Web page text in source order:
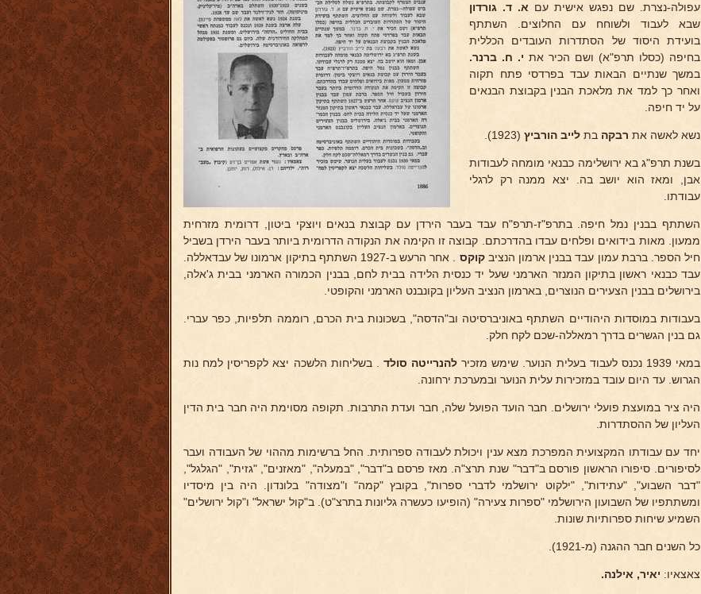
עפולה-נצרת. שם נפגש אישית עם א. ד. גורדון
שבא לעבוד ולשוחח עם החלוצים. השתתף
בועידת היסוד של הסתדרות העובדים הכללית
בחיפה (כסלו תרפ"א) ושם הכיר את י. ח. ברנר.
במשך שנתיים הבאות עבד בפרדסי פתח תקוה
ואחר כך למד את מלאכת הבנין בקבוצת הבנאים
על יד חיפה.
נשא לאשה את רבקה בת לייב הורביץ (1923).
בשנת תרפ"ג בא ירושלימה כבנאי מומחה לעבודות
אבן, ומאז הוא יושב בה. יצא ממנה רק לרגלי
עבודתו.
השתתף בבנין נמל חיפה. בתרפ"ז-תרפ"ח עבד בעבר הירדן עם קבוצת בנאים ויוצקי ביטון, דרומית מזרחית
ממעון. מאות בידואים ופלחים עבדו בהדרכתם. קבוצה זו הקימה את הנקודה הדרומית ביותר בעבר הירדן בשביל
חיל הספר. ברבת עמון עבד בבנין ארמון הנציב קוקס
. אחר הרעש ב-1927 השתתף בתיקון ארמונו של עבדאללה.
עבד כבנאי ראשון בתיקון המנזר הארמני שעל יד כנסית הלידה בבית לחם, בבנין הכמורה הארמני בבית ג'אלה,
בירושלים בבנין הצעירים הנוצרים, בארמון הנציב העליון בקונבנט הארמני והקופטי.
בעבודות במוסדות היהודיים השתתף באוניברסיטה וב"הדסה", בשכונות בית הכרם, רוממה תלפיות, כפר עברי.
גם בנין הגשרים בדרך רמאללה-שכם לקח חלק.
במאי 1939 נכנס לעבוד בעלית הנוער. שימש מזכיר להנרייטה סולד . בשליחות הלשכה יצא לקפריסין למח נות
הגרוש. עד היום עובד במזכירות עלית הנוער ובמערכת ירחונה.
היה ציר במועצת פועלי ירושלים. חבר הועד הפועל שלה, חבר ועדת התרבות. תקופה מסוימת היה חבר בית הדין
העליון של ההסתדרות.
יחד עם עבודתו המקצועית המפרכת מצא ענין ויכולת לעבודה ספרותית. החל ברשימות מההוי של העבודה ועבר
לסיפורים. סיפורו הראשון פורסם ב"דבר" שנת תרצ"ה. מאז פרסם ב"דבר", "במעלה", "מאזנים", "גזית", "הגלגל",
"דבר השבוע", "עתידות", "ילקוט ירושלמי לדברי ספרות", בקובץ "קמה" ו"מצודה" בלונדון. היה בין מיסדיו
ומשתתפיו של השבועון הירושלמי "ספרות צעירה" (הופיעו כעשרה גליונות בתרצ"ט). ב"קול ישראל" ו"קול ירושלים"
השמיע שיחות ספרותיות שונות.
כל השנים חבר ההגנה (מ-1921).
צאצאיו: יאיר, אילנה.